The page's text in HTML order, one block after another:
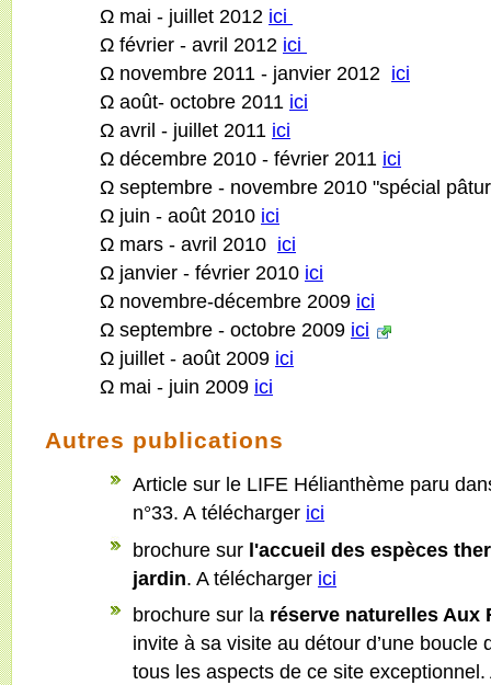
Ω mai - juillet 2012 ici
Ω février - avril 2012 ici
Ω novembre 2011 - janvier 2012 ici
Ω août- octobre 2011 ici
Ω avril - juillet 2011 ici
Ω décembre 2010 - février 2011 ici
Ω septembre - novembre 2010 "spécial
Ω juin - août 2010 ici
Ω mars - avril 2010 ici
Ω janvier - février 2010 ici
Ω novembre-décembre 2009 ici
Ω septembre - octobre 2009 ici
Ω juillet - août 2009 ici
Ω mai - juin 2009 ici
Autres publications
Article sur le LIFE Hélianthème paru
n°33. A télécharger ici
brochure sur l'accueil des espèces
jardin. A télécharger ici
brochure sur la réserve naturelles Aux
invite à sa visite au détour d’une boucle
tous les aspects de ce site